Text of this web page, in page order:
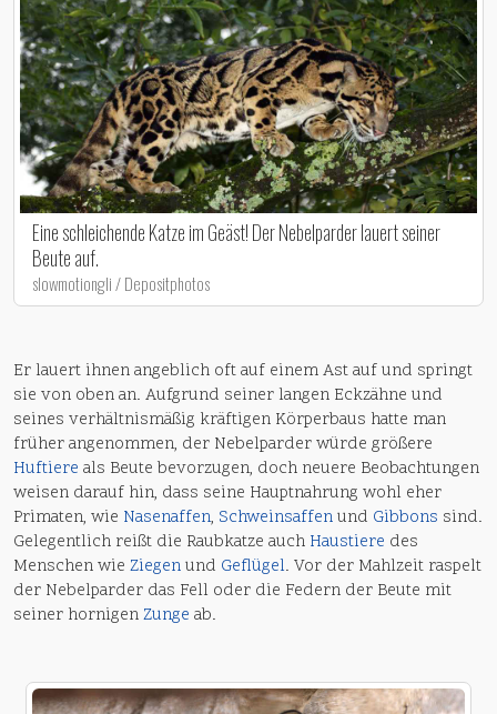
Eine schleichende Katze im Geäst! Der Nebelparder lauert seiner
Beute auf.
slowmotiongli / Depositphotos
Er lauert ihnen angeblich oft auf einem Ast auf und springt
sie von oben an. Aufgrund seiner langen Eckzähne und
seines verhältnismäßig kräftigen Körperbaus hatte man
früher angenommen, der Nebelparder würde größere
Huftiere als Beute bevorzugen, doch neuere Beobachtungen
weisen darauf hin, dass seine Hauptnahrung wohl eher
Primaten, wie Nasenaffen, Schweinsaffenund Gibbons sind.
Gelegentlich reißt die Raubkatze auch Haustiere des
Menschen wie Ziegenund Geflügel. Vor der Mahlzeit raspelt
der Nebelparder das Fell oder die Federn der Beute mit
seiner hornigenZunge ab.